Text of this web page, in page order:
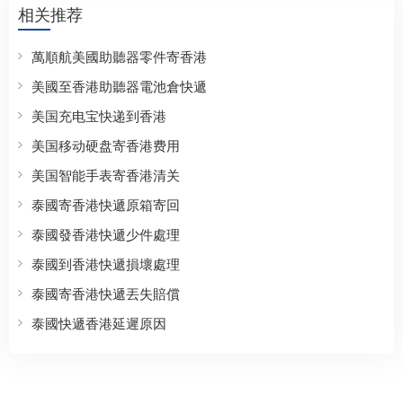
相关推荐
萬順航美國助聽器零件寄香港
美國至香港助聽器電池倉快遞
美国充电宝快递到香港
美国移动硬盘寄香港费用
美国智能手表寄香港清关
泰國寄香港快遞原箱寄回
泰國發香港快遞少件處理
泰國到香港快遞損壞處理
泰國寄香港快遞丟失賠償
泰國快遞香港延遲原因